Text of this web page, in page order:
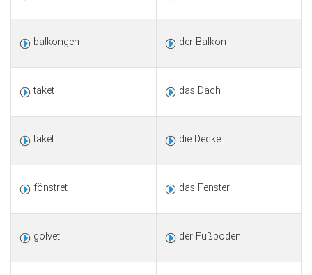
balkongen der Balkon
taket das Dach
taket die Decke
fönstret das Fenster
golvet der Fußboden